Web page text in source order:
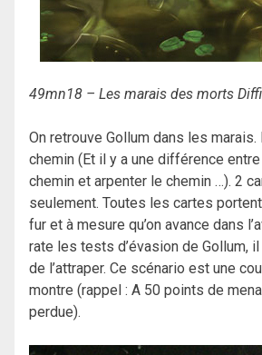
49mn18 – Les marais des morts
On retrouve Gollum dans les marais.
chemin (Et il y a une différence
chemin et arpenter le chemin …). 2
seulement. Toutes les cartes
fur et à mesure qu’on avance dans
rate les tests d’évasion de Gollum,
de l’attraper. Ce scénario est une
montre (rappel : A 50 points de
perdue).